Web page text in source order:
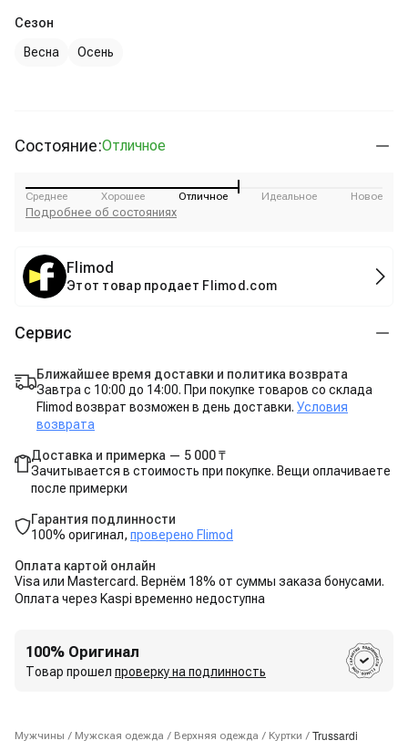
Сезон
Весна
Осень
Состояние:Отличное
Среднее Хорошее Отличное Идеальное Новое
Подробнее об состояниях
Flimod
Этот товар продает Flimod.com
Сервис
Ближайшее время доставки и политика возврата
Завтра с 10:00 до 14:00. При покупке товаров со склада
Flimod возврат возможен в день доставки. Условия
возврата
Доставка и примерка — 5 000 ₸
Зачитывается в стоимость при покупке. Вещи оплачиваете
после примерки
Гарантия подлинности
100% оригинал, проверено Flimod
Оплата картой онлайн
Visa или Mastercard. Вернём 18% от суммы заказа бонусами.
Оплата через Kaspi временно недоступна
100% Оригинал
Товар прошел проверку на подлинность
Мужчины / Мужская одежда / Верхняя одежда / Куртки / Trussardi